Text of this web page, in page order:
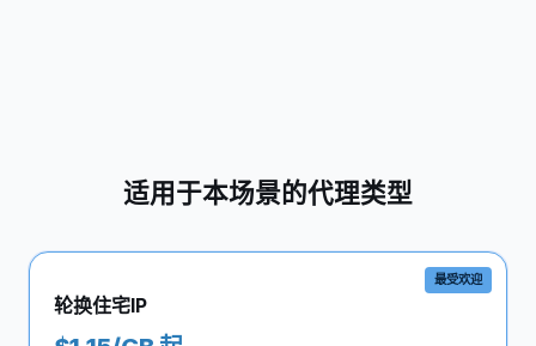
适用于本场景的代理类型
最受欢迎
轮换住宅IP